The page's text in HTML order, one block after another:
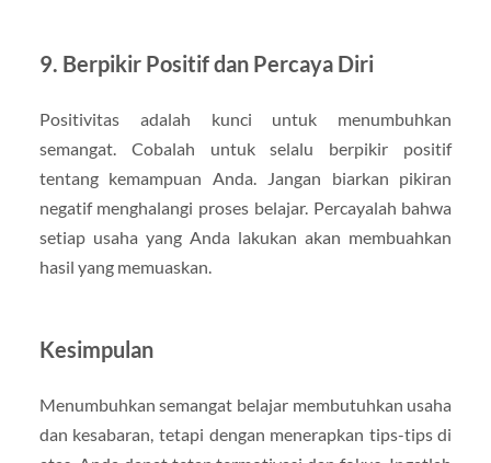
9. Berpikir Positif dan Percaya Diri
Positivitas adalah kunci untuk menumbuhkan
semangat. Cobalah untuk selalu berpikir positif
tentang kemampuan Anda. Jangan biarkan pikiran
negatif menghalangi proses belajar. Percayalah bahwa
setiap usaha yang Anda lakukan akan membuahkan
hasil yang memuaskan.
Kesimpulan
Menumbuhkan semangat belajar membutuhkan usaha
dan kesabaran, tetapi dengan menerapkan tips-tips di